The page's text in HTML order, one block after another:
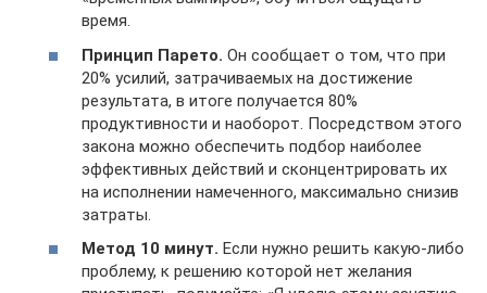
время.
Принцип Парето. Он сообщает о том, что при
20% усилий, затрачиваемых на достижение
результата, в итоге получается 80%
продуктивности и наоборот. Посредством этого
закона можно обеспечить подбор наиболее
эффективных действий и сконцентрировать их
на исполнении намеченного, максимально снизив
затраты.
Метод 10 минут. Если нужно решить какую-либо
проблему, к решению которой нет желания